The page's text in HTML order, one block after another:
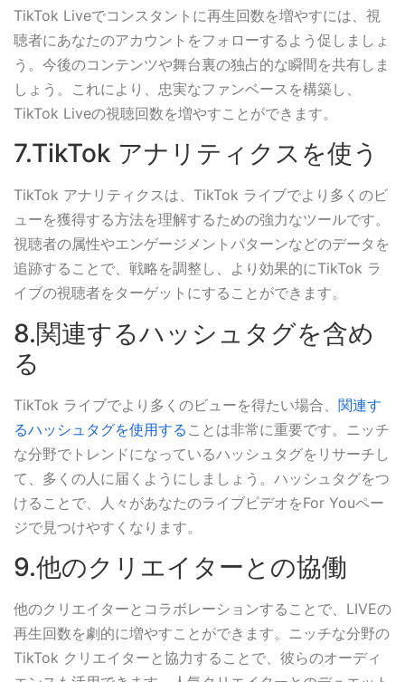
TikTok Liveでコンスタントに再生回数を増やすには、視
聴者にあなたのアカウントをフォローするよう促しましょ
う。今後のコンテンツや舞台裏の独占的な瞬間を共有しま
しょう。これにより、忠実なファンベースを構築し、
TikTok Liveの視聴回数を増やすことができます。
7.TikTok アナリティクスを使う
TikTok アナリティクスは、TikTok ライブでより多くのビ
ューを獲得する方法を理解するための強力なツールです。
視聴者の属性やエンゲージメントパターンなどのデータを
追跡することで、戦略を調整し、より効果的にTikTok ラ
イブの視聴者をターゲットにすることができます。
8.関連するハッシュタグを含め
る
TikTok ライブでより多くのビューを得たい場合、 関連す
るハッシュタグを使用する ことは非常に重要です。ニッチ
な分野でトレンドになっているハッシュタグをリサーチし
て、多くの人に届くようにしましょう。ハッシュタグをつ
けることで、人々があなたのライブビデオをFor Youペー
ジで見つけやすくなります。
9.他のクリエイターとの協働
他のクリエイターとコラボレーションすることで、LIVEの
再生回数を劇的に増やすことができます。ニッチな分野の
TikTok クリエイターと協力することで、彼らのオーディ